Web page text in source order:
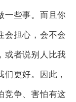
些事。而且你
会担心，会不会
或者说别人比我
更好。因此，
竞争、害怕有这